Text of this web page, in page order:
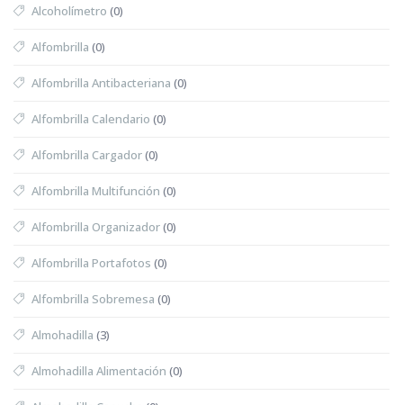
Alcoholímetro (0)
Alfombrilla (0)
Alfombrilla Antibacteriana (0)
Alfombrilla Calendario (0)
Alfombrilla Cargador(0)
Alfombrilla Multifunción (0)
Alfombrilla Organizador(0)
Alfombrilla Portafotos (0)
Alfombrilla Sobremesa (0)
Almohadilla (3)
Almohadilla Alimentación (0)